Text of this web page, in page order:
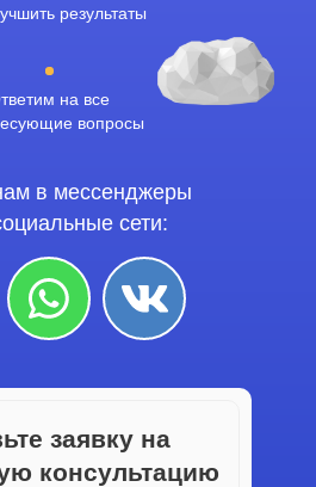
результаты
на все
вопросы
в мессенджеры
сети:
заявку на
консультацию